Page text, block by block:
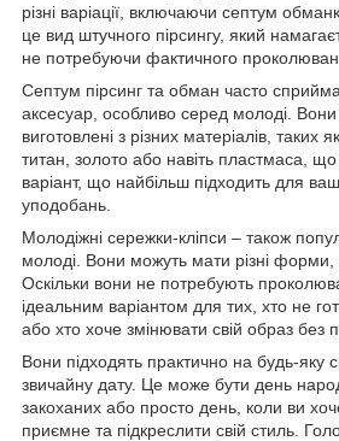
різні варіації, включаючи септум
це вид штучного пірсингу, який
не потребуючи фактичного
Септум пірсинг та обман часто
аксесуар, особливо серед молоді.
виготовлені з різних матеріалів, таких
титан, золото або навіть пластмаса,
варіант, що найбільш підходить для
уподобань.
Молодіжні сережки-кліпси – також
молоді. Вони можуть мати різні форми,
Оскільки вони не потребують
ідеальним варіантом для тих, хто не
або хто хоче змінювати свій образ без
Вони підходять практично на будь-яку
звичайну дату. Це може бути день
закоханих або просто день, коли ви
приємне та підкреслити свій стиль.